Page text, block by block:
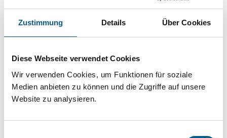
Zustimmung Details Über Cookies
Diese Webseite verwendet Cookies
Wir verwenden Cookies, um Funktionen für soziale
Medien anbieten zu können und die Zugriffe auf unsere
Website zu analysieren.
Projekt oder ein Vorhaben? Hier können Sie
direkt über unsere Fördermitteldatenbank und
Suche bitte die Groß- und Kleinschreibung
beachten.